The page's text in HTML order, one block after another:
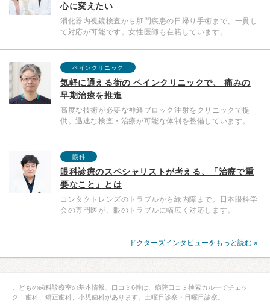
心に変えたい
消化器内視鏡検査から肛門疾患の日帰り手術まで、一貫し
て対応が可能です。女性医師も在籍しています。
ペインクリニック
気軽に通える街の ペインクリニックで、 痛みの
早期治療を推進
高度な技術が必要な神経ブロック注射をクリニックで提
供。迅速な検査・治療が可能な体制を整備しています。
眼科
眼科診療のスペシャリストが考える、「治療で重
要なこと」とは
コンタクトレンズのトラブルから緑内障まで。日本眼科学
会の専門医が、眼のトラブルに幅広く対応します。
ドクターズインタビューをもっと読む »
こどもの歯科診療室の基本情報、口コミ6件は、病院口コミ検索カルーでチェッ
ク！歯科、矯正歯科、小児歯科があります。土曜日診察・日曜日診察。